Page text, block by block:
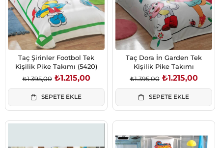
Taç Şirinler Footbol Tek
Kişilik Pike Takımı (5420)
₺1.215,00
₺1.395,00
SEPETE EKLE
Taç Dora İn Garden Tek
Kişilik Pike Takımı
₺1.215,00
₺1.395,00
SEPETE EKLE